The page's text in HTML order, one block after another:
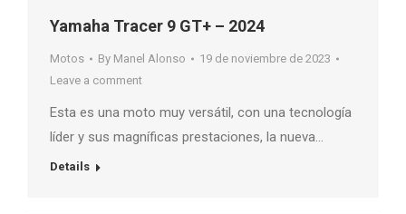
Yamaha Tracer 9 GT+ – 2024
Motos By Manel Alonso
19 de noviembre de 2023
Leave a comment
Esta es una moto muy versátil, con una tecnología
líder y sus magníficas prestaciones, la nueva…
Details